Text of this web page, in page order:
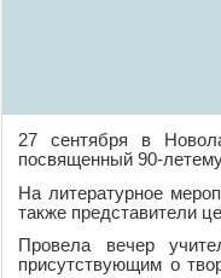
27 сентября в
посвященный 90-
На литературное
также представители
Провела вечер
присутствующим о